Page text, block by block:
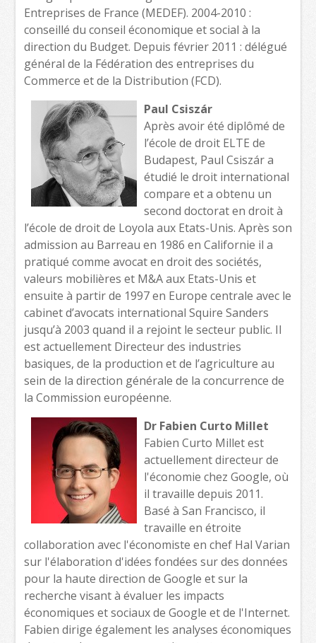
Entreprises de France (MEDEF). 2004-2010 :
conseillé du conseil économique et social à la
direction du Budget. Depuis février 2011 : délégué
général de la Fédération des entreprises du
Commerce et de la Distribution (FCD).
Paul Csiszár
Après avoir été diplômé de
l’école de droit ELTE de
Budapest, Paul Csiszár a
étudié le droit international
compare et a obtenu un
second doctorat en droit à
l’école de droit de Loyola aux Etats-Unis. Après son
admission au Barreau en 1986 en Californie il a
pratiqué comme avocat en droit des sociétés,
valeurs mobilières et M&A aux Etats-Unis et
ensuite à partir de 1997 en Europe centrale avec le
cabinet d’avocats international Squire Sanders
jusqu’à 2003 quand il a rejoint le secteur public. Il
est actuellement Directeur des industries
basiques, de la production et de l’agriculture au
sein de la direction générale de la concurrence de
la Commission européenne.
Dr Fabien Curto Millet
Fabien Curto Millet est
actuellement directeur de
l'économie chez Google, où
il travaille depuis 2011.
Basé à San Francisco, il
travaille en étroite
collaboration avec l'économiste en chef Hal Varian
sur l'élaboration d'idées fondées sur des données
pour la haute direction de Google et sur la
recherche visant à évaluer les impacts
économiques et sociaux de Google et de l'Internet.
Fabien dirige également les analyses économiques